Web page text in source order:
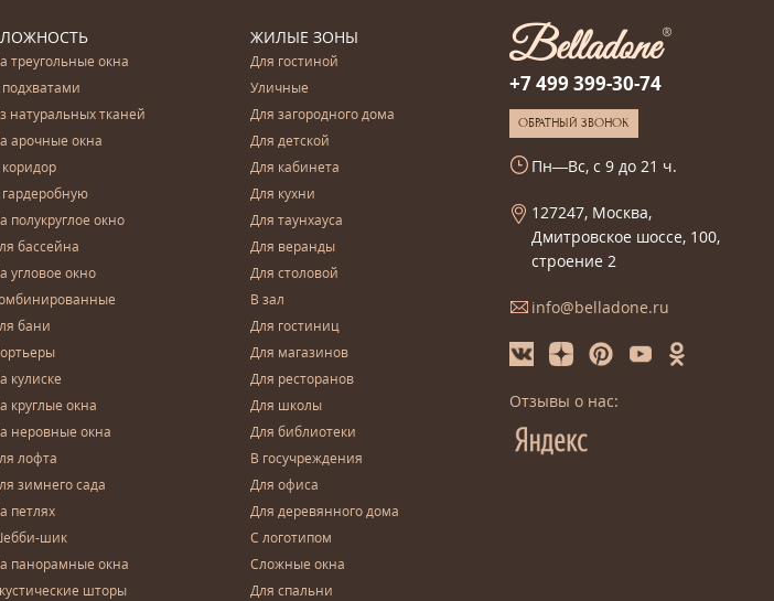
треугольные окна
натуральных тканей
арочные окна
полукруглое окно
бассейна
угловое окно
бани
кулиске
круглые окна
неровные окна
лофта
зимнего сада
петлях
шик
панорамные окна
шторы
ЖИЛЫЕ ЗОНЫ
Для гостиной
Уличные
Для загородного дома
Для детской
Для кабинета
Для кухни
Для таунхауса
Для веранды
Для столовой
В зал
Для гостиниц
Для магазинов
Для ресторанов
Для школы
Для библиотеки
В госучреждения
Для офиса
Для деревянного дома
С логотипом
Сложные окна
Для спальни
+7 499 399-30-74
ОБРАТНЫЙ ЗВОНОК
Пн—Вс, с 9 до 21 ч.
127247, Москва,
Дмитровское шоссе, 100,
строение 2
info@belladone.ru
Отзывы о нас: